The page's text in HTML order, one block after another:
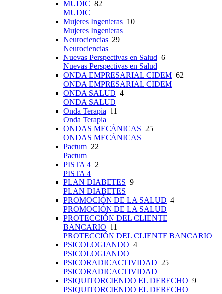
MUDIC 82
MUDIC
Mujeres Ingenieras 10
Mujeres Ingenieras
Neurociencias 29
Neurociencias
Nuevas Perspectivas en Salud 6
Nuevas Perspectivas en Salud
ONDA EMPRESARIAL CIDEM 62
ONDA EMPRESARIAL CIDEM
ONDA SALUD 4
ONDA SALUD
Onda Terapia 11
Onda Terapia
ONDAS MECÁNICAS 25
ONDAS MECÁNICAS
Pactum 22
Pactum
PISTA 4 2
PISTA 4
PLAN DIABETES 9
PLAN DIABETES
PROMOCIÓN DE LA SALUD 4
PROMOCIÓN DE LA SALUD
PROTECCIÓN DEL CLIENTE
BANCARIO 11
PROTECCIÓN DEL CLIENTE BANCARIO
PSICOLOGIANDO 4
PSICOLOGIANDO
PSICORADIOACTIVIDAD 25
PSICORADIOACTIVIDAD
PSIQUITORCIENDO EL DERECHO 9
PSIQUITORCIENDO EL DERECHO